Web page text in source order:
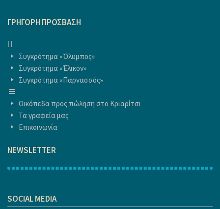
ΓΡΉΓΟΡΗ ΠΡΌΣΒΑΣΗ
Συγκρότημα «Όλυμπος»
Συγκρότημα «Έλικον»
Συγκρότημα «Παρνασσός»
Οικόπεδα προς πώληση στο Κριαρίτσι
Τα γραφεία μας
Επικοινωνία
NEWSLETTER
SOCIAL MEDIA